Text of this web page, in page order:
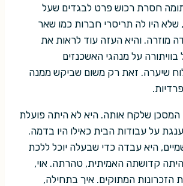
חסרת רכוש פרט לבגדים שעל
היו לה תריסרי חברות כמו שאר
מוזרה. והיא העזה עוד לראות את
על מנהגי האשכנזים
שיערה. זאת רק משום שביקש ממנה
המסכן שלקח אותה. היא לא היתה פועלת
על עבודות הבית כאילו היו בדמה.
היא עבדה כדי שבעלה יוכל ללכת
קדושתה האמיתית, טהרתה. אוי,
הזכרונות המתוקים. איך בתחילה,